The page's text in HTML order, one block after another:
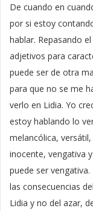
De cuando en
por si estoy
hablar. Repasando
adjetivos para
puede ser de otra
para que no se me
verlo en Lidia. Yo
estoy hablando lo
melancólica, versátil,
inocente, vengativa
puede ser
las consecuencias
Lidia y no del azar,